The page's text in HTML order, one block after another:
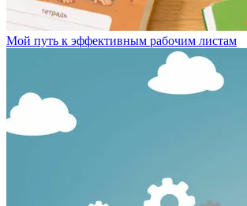
Мой путь к эффективным рабочим листам